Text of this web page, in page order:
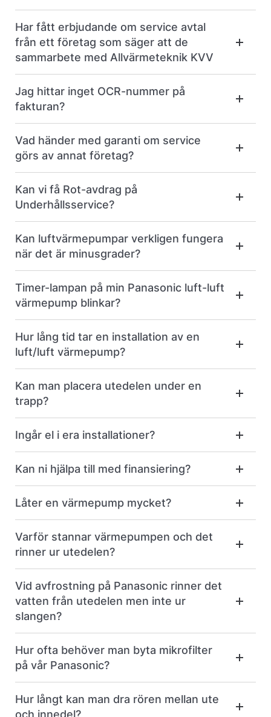
Har fått erbjudande om service avtal
från ett företag som säger att de
sammarbete med Allvärmeteknik KVV
Jag hittar inget OCR-nummer på
fakturan?
Vad händer med garanti om service
görs av annat företag?
Kan vi få Rot-avdrag på
Underhållsservice?
Kan luftvärmepumpar verkligen fungera
när det är minusgrader?
Timer-lampan på min Panasonic luft-luft
värmepump blinkar?
Hur lång tid tar en installation av en
luft/luft värmepump?
Kan man placera utedelen under en
trapp?
Ingår el i era installationer?
Kan ni hjälpa till med finansiering?
Låter en värmepump mycket?
Varför stannar värmepumpen och det
rinner ur utedelen?
Vid avfrostning på Panasonic rinner det
vatten från utedelen men inte ur
slangen?
Hur ofta behöver man byta mikrofilter
på vår Panasonic?
Hur långt kan man dra rören mellan ute
och innedel?